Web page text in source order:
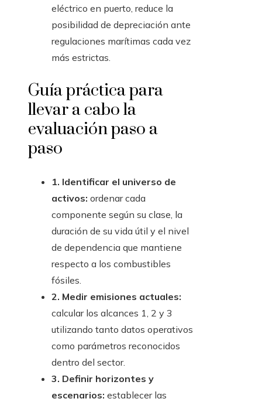
eléctrico en puerto, reduce la
posibilidad de depreciación ante
regulaciones marítimas cada vez
más estrictas.
Guía práctica para
llevar a cabo la
evaluación paso a
paso
1. Identificar el universo de
activos: ordenar cada
componente según su clase, la
duración de su vida útil y el nivel
de dependencia que mantiene
respecto a los combustibles
fósiles.
2. Medir emisiones actuales:
calcular los alcances 1, 2 y 3
utilizando tanto datos operativos
como parámetros reconocidos
dentro del sector.
3. Definir horizontes y
escenarios: establecer las